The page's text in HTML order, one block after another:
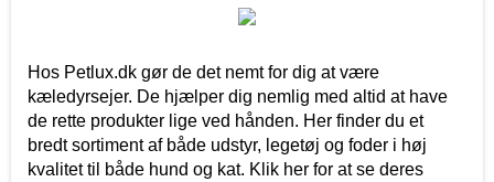
Hos Petlux.dk gør de det nemt for dig at være
kæledyrsejer. De hjælper dig nemlig med altid at have
de rette produkter lige ved hånden. Her finder du et
bredt sortiment af både udstyr, legetøj og foder i høj
kvalitet til både hund og kat. Klik her for at se deres